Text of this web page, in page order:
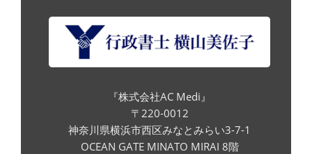
『株式会社AC Medi』
〒220-0012
神奈川県横浜市西区みなとみらい3-7-1
OCEAN GATE MINATO MIRAI 8階